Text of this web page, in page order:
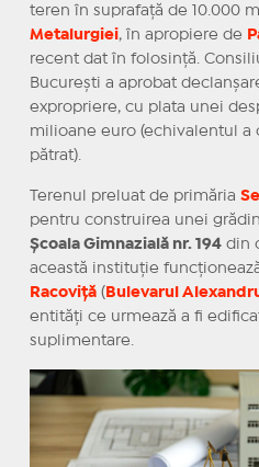
teren în suprafață de 10.000
Metalurgiei, în apropiere de
recent dat în folosință .
București a aprobat
expropriere, cu plata unei
milioane euro (echivalentul a
pătrat).
Terenul preluat de primăria
pentru construirea unei
Școala Gimnazială nr. 194din
această instituție
Racoviță( Bulevarul
entități ce urmează a fi
suplimentare.